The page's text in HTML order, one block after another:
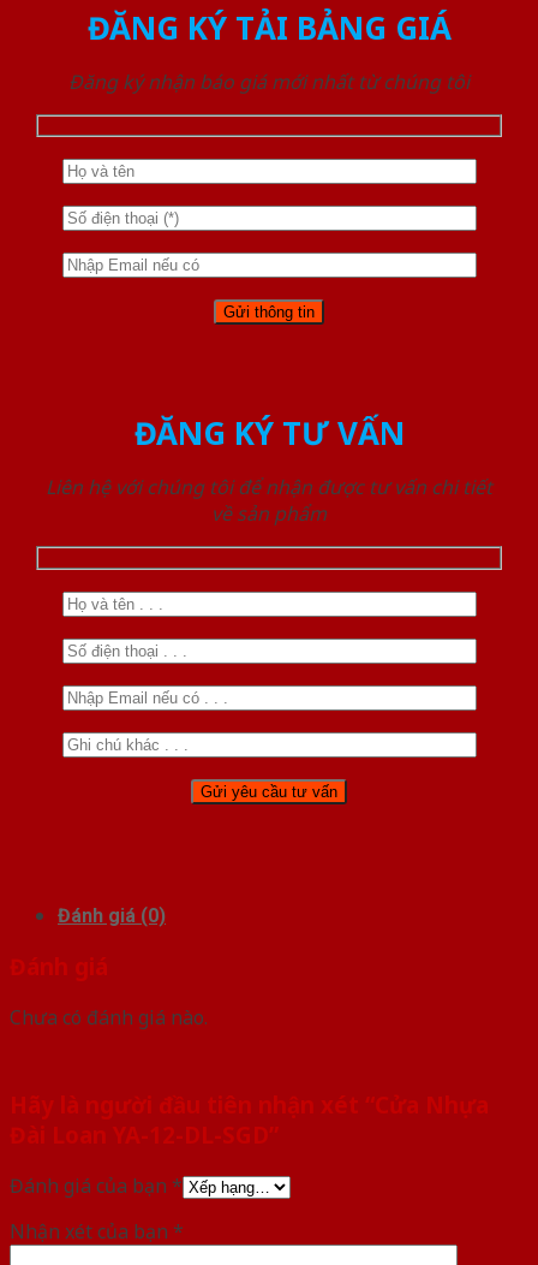
ĐĂNG KÝ TẢI BẢNG GIÁ
Đăng ký nhận báo giá mới nhất từ chúng tôi
ĐĂNG KÝ TƯ VẤN
Liên hệ với chúng tôi để nhận được tư vấn chi tiết
về sản phẩm
Đánh giá (0)
Đánh giá
Chưa có đánh giá nào.
Hãy là người đầu tiên nhận xét “Cửa Nhựa
Đài Loan YA-12-DL-SGD”
Đánh giá của bạn *
Nhận xét của bạn *